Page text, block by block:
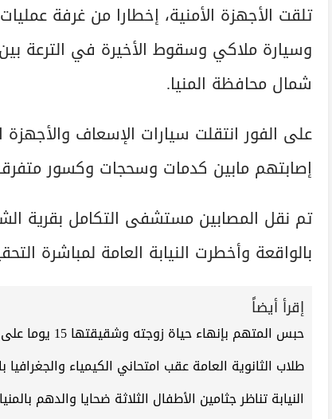
تلقت الأجهزة الأمنية، إخطارا من غرفة
وسيارة ملاكي وسقوط الأخيرة في الترعة
شمال محافظة المنيا.
إصابتهم مابين كدمات وسحجات وكسور
تم نقل المصابين مستشفى التكامل بقرية
بالواقعة وأخطرت النيابة العامة لمباشرة
إقرأ أيضاً
حبس المتهم بإنهاء حياة زوجته وشقيقتها 15 يوما على ذمة التحقيقات بالمنيا
طلاب الثانوية العامة عقب امتحاني الكيمياء
النيابة تناظر جثامين الأطفال الثلاثة ضحايا والدهم بالمنيا